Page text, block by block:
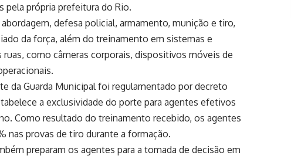
pela própria prefeitura do Rio.
defesa policial, armamento, munição e tiro,
da força, além do treinamento em sistemas e
como câmeras corporais, dispositivos móveis de
da Guarda Municipal foi regulamentado por decreto
a exclusividade do porte para agentes efetivos
Como resultado do treinamento recebido, os agentes
nas provas de tiro durante a formação.
preparam os agentes para a tomada de decisão em